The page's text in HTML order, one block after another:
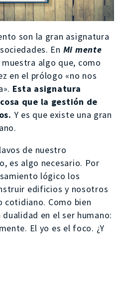
son la gran asignatura
En Mi mente
muestra algo que, como
en el prólogo «no nos
Esta asignatura
que la gestión de
Y es que existe una gran
de nuestro
es algo necesario. Por
lógico los
edificios y nosotros
cotidiano. Como bien
en el ser humano:
El yo es el foco. ¿Y